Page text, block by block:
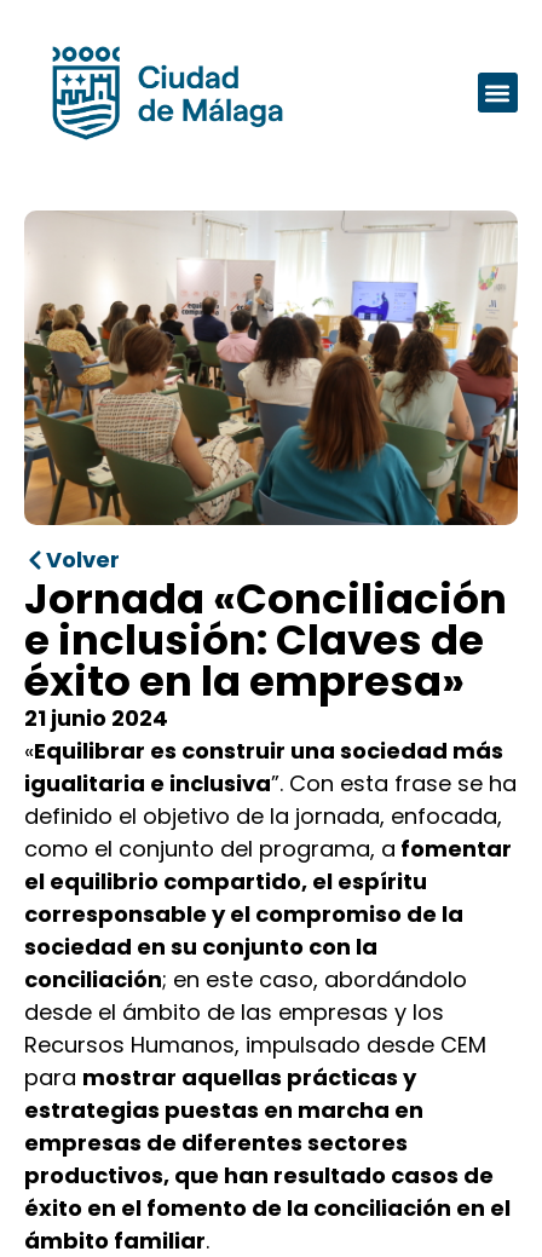
Volver
Jornada «Conciliación
e inclusión: Claves de
éxito en la empresa»
21 junio 2024
«Equilibrar es construir una sociedad más
igualitaria e inclusiva”. Con esta frase se ha
definido el objetivo de la jornada, enfocada,
como el conjunto del programa, a fomentar
el equilibrio compartido, el espíritu
corresponsable y el compromiso de la
sociedad en su conjunto con la
conciliación; en este caso, abordándolo
desde el ámbito de las empresas y los
Recursos Humanos, impulsado desde CEM
para mostrar aquellas prácticas y
estrategias puestas en marcha en
empresas de diferentes sectores
productivos, que han resultado casos de
éxito en el fomento de la conciliación en el
ámbito familiar.